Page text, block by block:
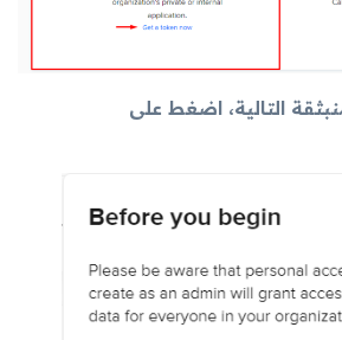
التالية، اضغط على